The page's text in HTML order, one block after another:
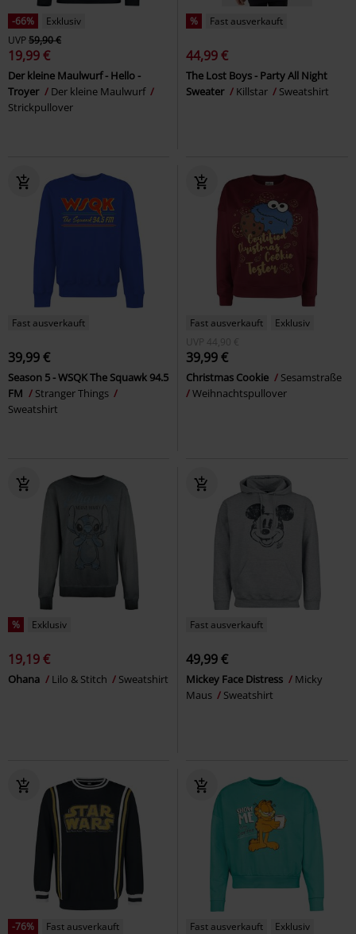
-66%
Exklusiv
UVP59,90 €
19,99 €
Der kleine Maulwurf - Hello -
Troyer
Der kleine Maulwurf
Strickpullover
% Fast ausverkauft
44,99 €
The Lost Boys - Party All Night
Sweater
Killstar Sweatshirt
Fast ausverkauft
39,99 €
Season 5 - WSQK The Squawk 94.5
FM
Stranger Things
Sweatshirt
Fast ausverkauft
Exklusiv
UVP
44,90 €
39,99 €
Christmas Cookie
Sesamstraße
Weihnachtspullover
% Exklusiv
19,19 €
Ohana Lilo & Stitch Sweatshirt
Fast ausverkauft
49,99 €
Mickey Face Distress
Micky
Maus
Sweatshirt
-76%
Fast ausverkauft
Fast ausverkauft
Exklusiv